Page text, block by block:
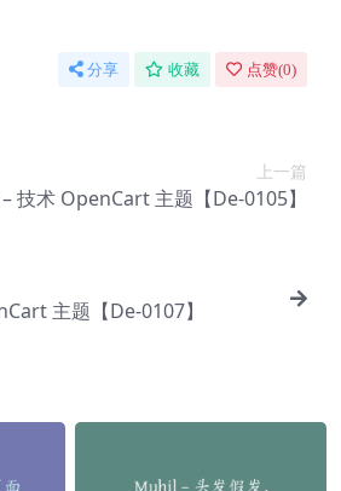
分享 收藏 点赞(0)
上一篇
技术 OpenCart 主题【De-0105】
主题【De-0107】